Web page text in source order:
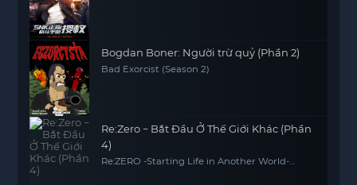
Bogdan Boner: Người trừ quỷ (Phần 2)
Bad Exorcist (Season 2)
Re:Zero − Bắt Đầu Ở Thế Giới Khác (Phần
4)
Re:ZERO -Starting Life in Another World-